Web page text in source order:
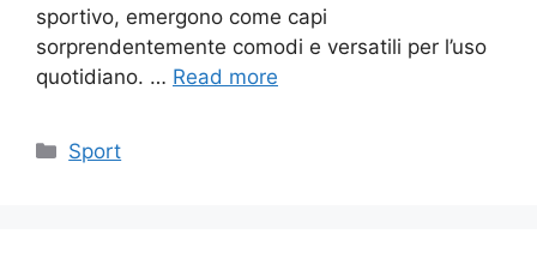
sportivo, emergono come capi
sorprendentemente comodi e versatili per l’uso
quotidiano. … Read more
Categories
Sport